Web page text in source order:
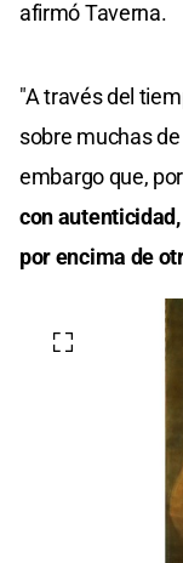
afirmó Taverna.
"A través del
sobre muchas
embargo que,
con
por encima de